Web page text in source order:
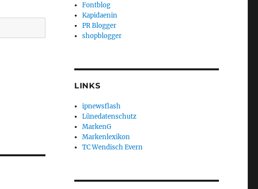
Fontblog
Kapidaenin
PR Blogger
shopblogger
LINKS
ipnewsflash
Lünedatenschutz
MarkenG
Markenlexikon
TC Wendisch Evern